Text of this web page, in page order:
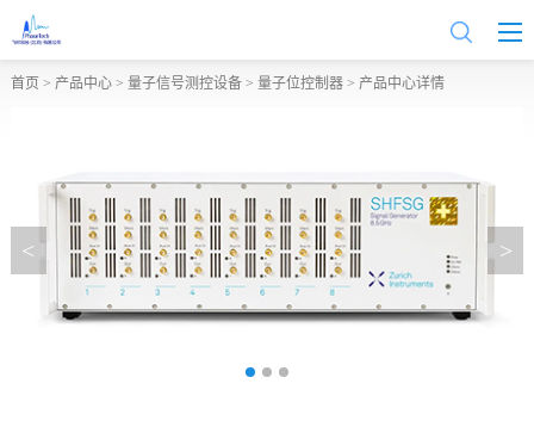
首页 > 产品中心> 量子信号测控设备> 量子位控制器> 产品中心详情
< >